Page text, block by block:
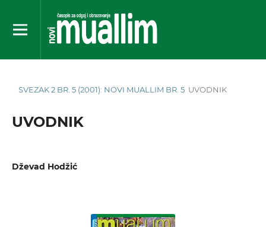
SVEZAK 2 BR. 5 (2001): NOVI MUALLIM BR. 5 UVODNIK
UVODNIK
Dževad Hodžić